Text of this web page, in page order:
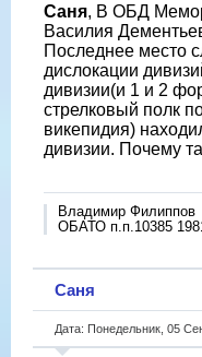
Саня, В ОБД
Василия
Последнее место
дислокации
дивизии(и 1 и 2
стрелковый полк
викепидия)
дивизии. Почему
Владимир Филиппов
ОБАТО п.п.10385
Саня
Дата: Понедельник, 05